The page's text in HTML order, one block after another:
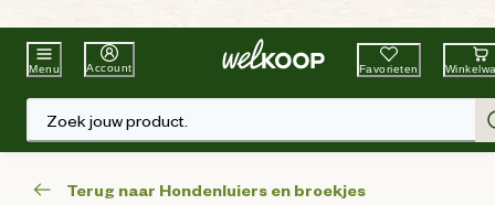
Beste WinkelketenTuin & Dier
Menu Account Favorieten
Zoek jouw product.
Terug naar Hondenluiers en broekjes